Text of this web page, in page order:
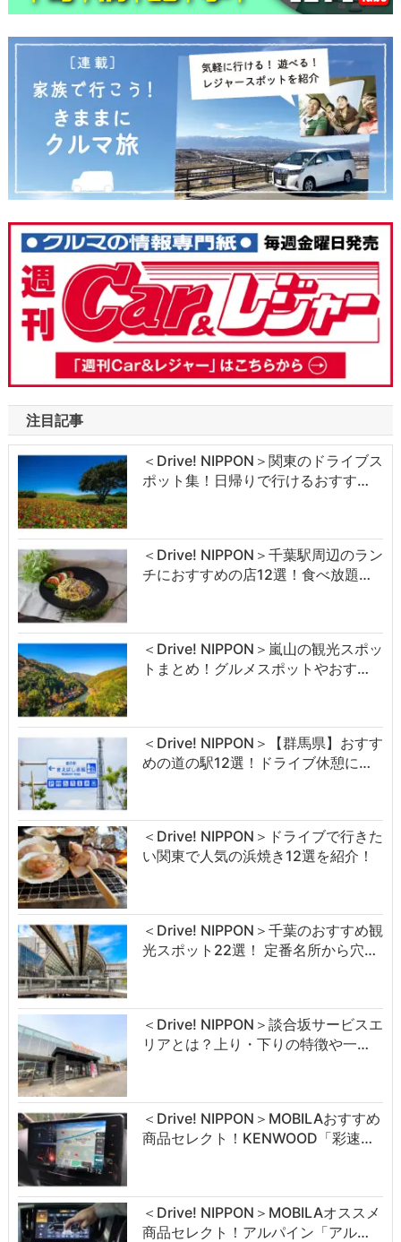
注目記事
＜Drive! NIPPON＞関東のドライブス
ポット集！日帰りで行けるおすす…
＜Drive! NIPPON＞千葉駅周辺のラン
チにおすすめの店12選！食べ放題…
＜Drive! NIPPON＞嵐山の観光スポッ
トまとめ！グルメスポットやおす…
＜Drive! NIPPON＞【群馬県】おすす
めの道の駅12選！ドライブ休憩に…
＜Drive! NIPPON＞ドライブで行きた
い関東で人気の浜焼き12選を紹介！
＜Drive! NIPPON＞千葉のおすすめ観
光スポット22選！ 定番名所から穴…
＜Drive! NIPPON＞談合坂サービスエ
リアとは？上り・下りの特徴や一…
＜Drive! NIPPON＞MOBILAおすすめ
商品セレクト！KENWOOD「彩速…
＜Drive! NIPPON＞MOBILAオススメ
商品セレクト！アルパイン「アル…